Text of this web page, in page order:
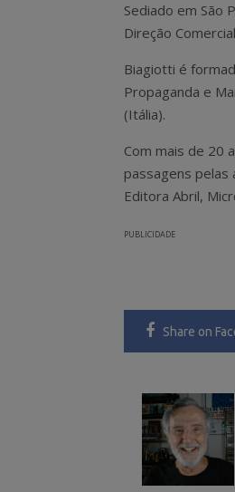
Sediado em São
Direção
Biagiotti é
Propaganda e
(Itália).
Com mais de 20
passagens pelas
Editora Abril,
PUBLICIDADE
Share on